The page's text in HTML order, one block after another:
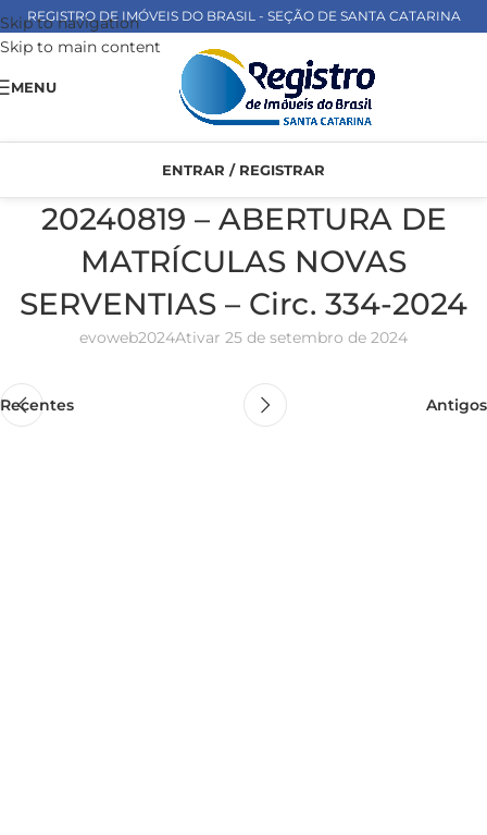
Skip to navigation
Skip to main content
REGISTRO DE IMÓVEIS DO BRASIL - SEÇÃO DE SANTA CATARINA
MENU
ENTRAR / REGISTRAR
20240819 – ABERTURA DE
MATRÍCULAS NOVAS
SERVENTIAS – Circ. 334-2024
evoweb2024Ativar 25 de setembro de 2024
Recentes Antigos